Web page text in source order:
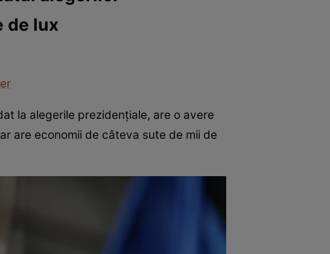
de lux
la alegerile prezidențiale, are o avere
are economii de câteva sute de mii de